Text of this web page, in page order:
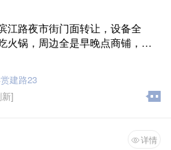
江路夜市街门面转让，设备全
火锅，周边全是早晚点商铺，人
建路23
]
详情